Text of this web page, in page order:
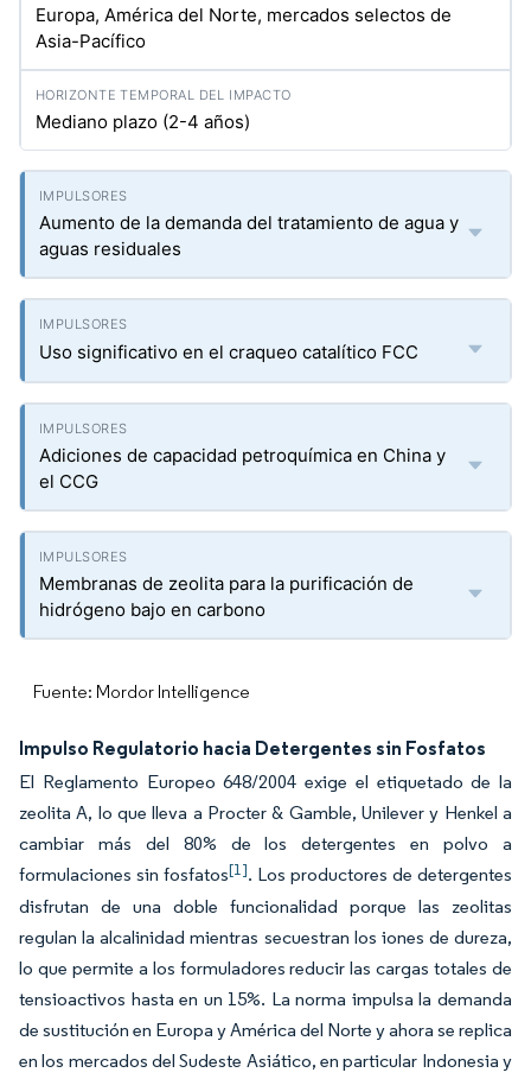
Europa, América del Norte, mercados selectos de
Asia-Pacífico
Mediano plazo (2-4 años)
Aumento de la demanda del tratamiento de agua y
aguas residuales
Uso significativo en el craqueo catalítico FCC
Adiciones de capacidad petroquímica en China y
el CCG
Membranas de zeolita para la purificación de
hidrógeno bajo en carbono
Fuente: Mordor Intelligence
Impulso Regulatorio hacia Detergentes sin Fosfatos
El Reglamento Europeo 648/2004 exige el etiquetado de la
zeolita A, lo que lleva a Procter & Gamble, Unilever y Henkel a
cambiar más del 80% de los detergentes en polvo a
formulaciones sin fosfatos[1]. Los productores de detergentes
disfrutan de una doble funcionalidad porque las zeolitas
regulan la alcalinidad mientras secuestran los iones de dureza,
lo que permite a los formuladores reducir las cargas totales de
tensioactivos hasta en un 15%. La norma impulsa la demanda
de sustitución en Europa y América del Norte y ahora se replica
en los mercados del Sudeste Asiático, en particular Indonesia y